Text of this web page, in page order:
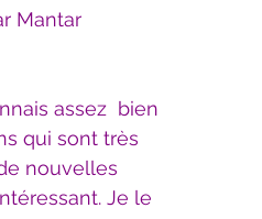
Mantar
assez  bien
qui sont très
nouvelles
Je le